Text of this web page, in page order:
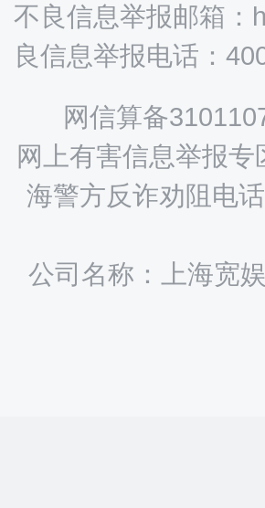
不良信息举报邮箱：
良信息举报电话：
网信算备
网上有害信息举报专
海警方反诈劝阻电
公司名称：上海宽